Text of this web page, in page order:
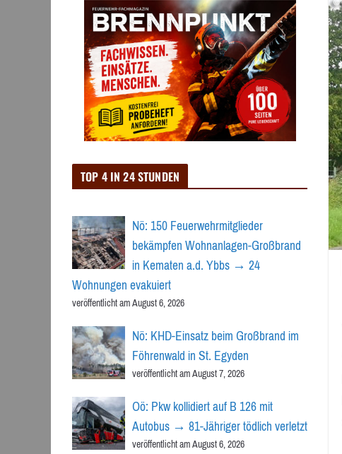
TOP 4 IN 24 STUNDEN
Nö: 150 Feuerwehrmitglieder
bekämpfen Wohnanlagen-Großbrand
in Kematen a.d. Ybbs → 24
Wohnungen evakuiert
veröffentlicht am August 6, 2026
Nö: KHD-Einsatz beim Großbrand im
Föhrenwald in St. Egyden
veröffentlicht am August 7, 2026
Oö: Pkw kollidiert auf B 126 mit
Autobus → 81-Jähriger tödlich verletzt
veröffentlicht am August 6, 2026